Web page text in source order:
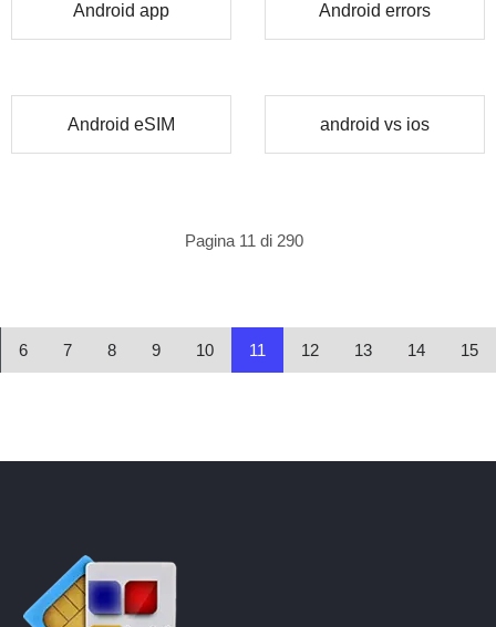
Android app Android errors
Android eSIM android vs ios
Pagina 11 di 290
6 7 8 9 10 11 12 13 14 15